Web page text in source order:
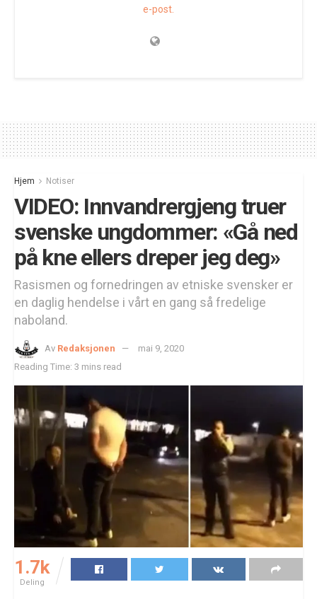
e-post.
Hjem Notiser
VIDEO: Innvandrergjeng truer
svenske ungdommer: «Gå ned
på kne ellers dreper jeg deg»
Rasismen og fornedringen av etniske svensker er
en daglig hendelse i vårt en gang så fredelige
naboland.
Av Redaksjonen
mai 9, 2020
Reading Time: 3 mins read
1.7k
Deling